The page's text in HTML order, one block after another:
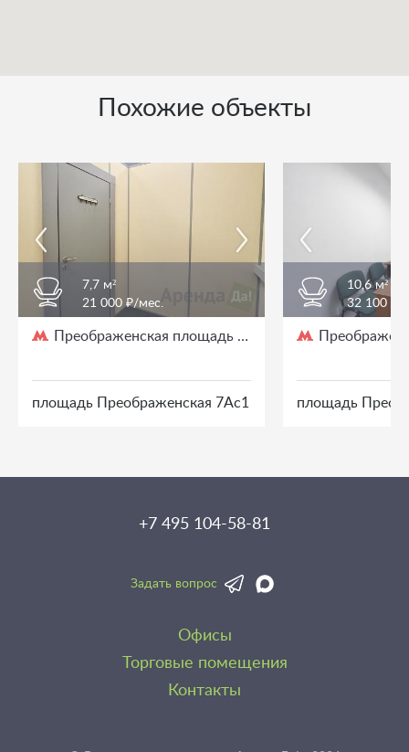
Похожие объекты
7,7 м²
21 000 ₽/мес.
Преображенская площадь / 3 мин. пешком
площадь Преображенская 7Ас1
10,6 м²
32 100 ₽/
площадь
+7 495 104-58-81
Задать вопрос
Офисы
Торговые помещения
Контакты